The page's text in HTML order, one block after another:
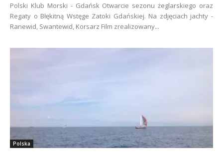
Polski Klub Morski - Gdańsk Otwarcie sezonu żeglarskiego oraz
Regaty o Błękitną Wstęge Zatoki Gdańskiej. Na zdjęciach jachty -
Ranewid, Swantewid, Korsarz Film zrealizowany...
Polska